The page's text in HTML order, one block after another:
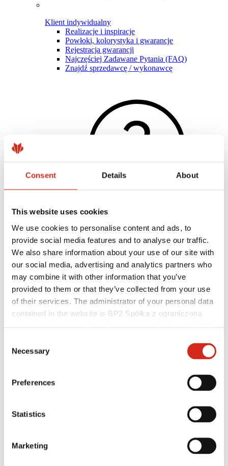
Consent Details About
This website uses cookies
We use cookies to personalise content and ads, to
provide social media features and to analyse our traffic.
We also share information about your use of our site with
our social media, advertising and analytics partners who
may combine it with other information that you’ve
provided to them or that they’ve collected from your use
of their services. The administrator of your personal data
contained in the website is BP2 Spółka z ograniczoną
121387608.
Selection
Necessary
Preferences
Statistics
Marketing
Klient indywidualny
Realizacje i inspiracje
Powłoki, kolorystyka i gwarancje
Rejestracja gwarancji
Najczęściej Zadawane Pytania (FAQ)
Znajdź sprzedawcę / wykonawcę
Pomocne linki
Powłoki, kolorystyka i gwarancje
Rejestracja gwarancji
Realizacje i inspiracje
Pliki do pobrania
Baza wiedzy
Gdzie kupić?
Znajdź wykonawcę
Najczęściej Zadawane Pytania (FAQ)